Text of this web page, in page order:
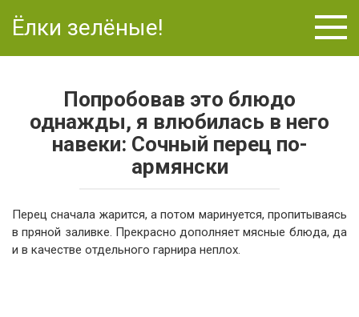
Ёлки зелёные!
Попробовав это блюдо
однажды, я влюбилась в него
навеки: Сочный перец по-
армянски
Перец сначала жарится, а потом маринуется, пропитываясь
в пряной заливке. Прекрасно дополняет мясные блюда, да
и в качестве отдельного гарнира неплох.